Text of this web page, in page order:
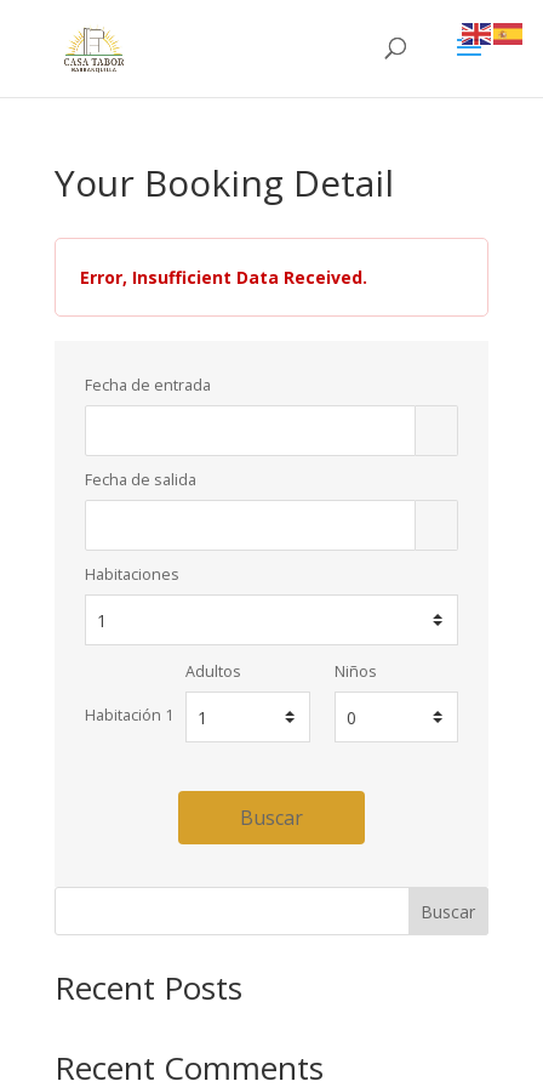
Your Booking Detail
Error, Insufficient Data Received.
Fecha de entrada
Fecha de salida
Habitaciones
Habitación 1
Adultos Niños
Buscar
Buscar
Recent Posts
Recent Comments